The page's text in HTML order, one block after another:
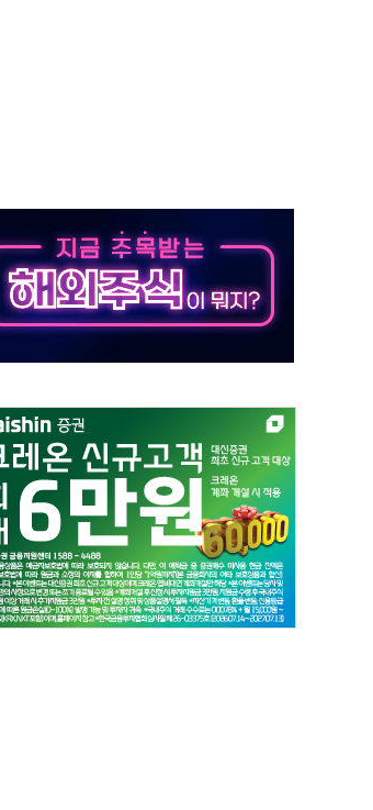
차입이 더 큰 변수"
마약카르텔이 습득해 전투 활용
질"
인 노동자 숨져